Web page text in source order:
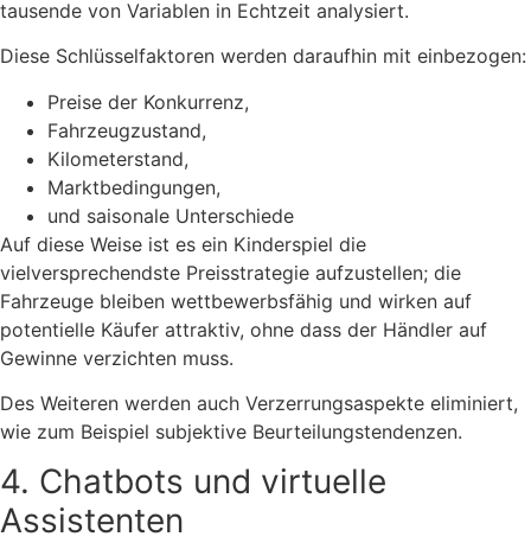
tausende von Variablen in Echtzeit analysiert.
Diese Schlüsselfaktoren werden daraufhin mit einbezogen:
Preise der Konkurrenz,
Fahrzeugzustand,
Kilometerstand,
Marktbedingungen,
und saisonale Unterschiede
Auf diese Weise ist es ein Kinderspiel die
vielversprechendste Preisstrategie aufzustellen; die
Fahrzeuge bleiben wettbewerbsfähig und wirken auf
potentielle Käufer attraktiv, ohne dass der Händler auf
Gewinne verzichten muss.
Des Weiteren werden auch Verzerrungsaspekte eliminiert,
wie zum Beispiel subjektive Beurteilungstendenzen.
4. Chatbots und virtuelle
Assistenten